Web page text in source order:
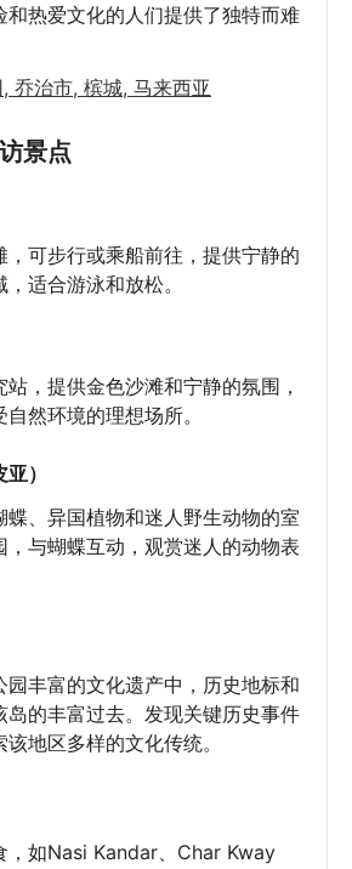
和热爱文化的人们提供了独特而难
乔治市, 槟城, 马来西亚
景点
，可步行或乘船前往，提供宁静的
适合游泳和放松。
，提供金色沙滩和宁静的氛围，
然环境的理想场所。
）
蝶、异国植物和迷人野生动物的室
，与蝴蝶互动，观赏迷人的动物表
园丰富的文化遗产中，历史地标和
岛的丰富过去。发现关键历史事件
地区多样的文化传统。
，如Nasi Kandar、Char Kway